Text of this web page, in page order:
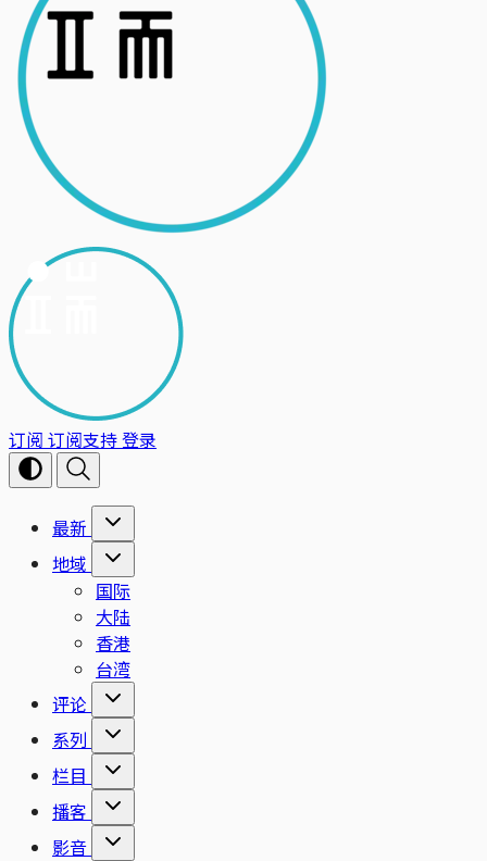
订阅 订阅支持登录
最新
地域
国际
大陆
香港
台湾
评论
系列
栏目
播客
影音